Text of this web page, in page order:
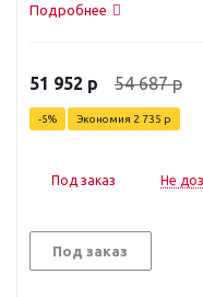
Подробнее
51 952 р 54 687р
-5% Экономия 2 735 р
Под заказ Не
Под заказ